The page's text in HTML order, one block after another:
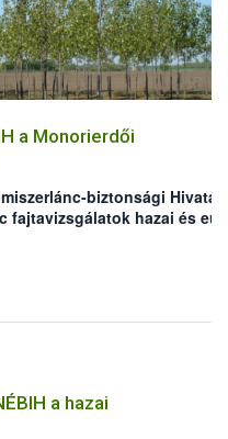
a Monorierdői
biztonsági Hivatal
fajtavizsgálatok hazai és
a hazai